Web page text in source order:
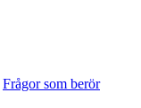
Frågor som berör